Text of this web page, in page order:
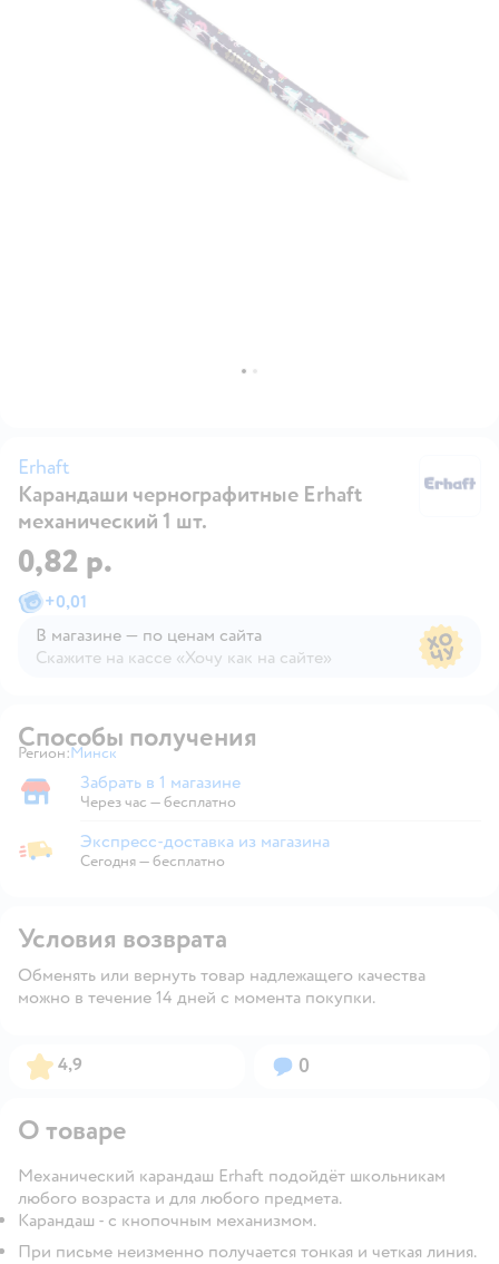
Erhaft
Карандаши чернографитные Erhaft
механический 1 шт.
0,82 р.
+0,01
В магазине — по ценам сайта
Скажите на кассе «Хочу как на сайте»
Способы получения
Регион: Выбор адреса доставки.
Минск
Забрать в магазине
Забрать в 1 магазине
Через час — бесплатно
Экспресс-доставка из магазина
Экспресс-доставка из магазина
Сегодня—бесплатно
Условия возврата
Обменять или вернуть товар надлежащего качества
можно в течение 14 дней с момента покупки.
Рейтинг:
4,9 Вопросов:
0
О товаре
Механический карандаш Erhaft подойдёт школьникам
любого возраста и для любого предмета.
Карандаш - с кнопочным механизмом.
При письме неизменно получается тонкая и четкая линия.